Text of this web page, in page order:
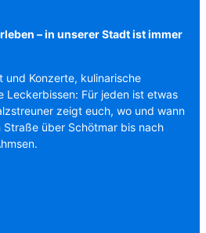
– in unserer Stadt ist immer
und Konzerte, kulinarische
Leckerbissen: Für jeden ist etwas
zeigt euch, wo und wann
Straße über Schötmar bis nach